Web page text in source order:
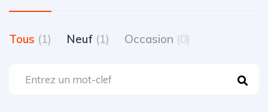
Tous (1) Neuf (1) Occasion (0)